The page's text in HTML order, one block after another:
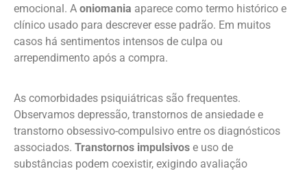
emocional. A oniomania aparece como termo histórico e
clínico usado para descrever esse padrão. Em muitos
casos há sentimentos intensos de culpa ou
arrependimento após a compra.
As comorbidades psiquiátricas são frequentes.
Observamos depressão, transtornos de ansiedade e
transtorno obsessivo-compulsivo entre os diagnósticos
associados. Transtornos impulsivos e uso de
substâncias podem coexistir, exigindo avaliação